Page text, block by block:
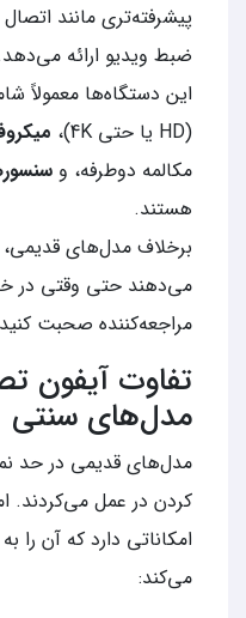
پیشرفته‌تری مانند اتصال
ضبط ویدیو ارائه
این دستگاه‌ها معمولاً
(HD یا حتی 4K)،
مکالمه دوطرفه، و
هستند.
برخلاف مدل‌های
می‌دهند حتی وقتی در
مراجعه‌کننده صحبت کنید
تفاوت آیفون
مدل‌های سنتی
مدل‌های قدیمی در حد
کردن در عمل می‌کردند.
امکاناتی دارد که آن را
می‌کند: